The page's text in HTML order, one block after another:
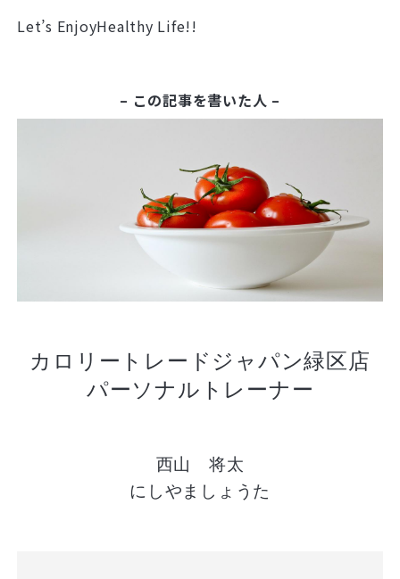
Let’s EnjoyHealthy Life!!
– この記事を書いた人 –
カロリートレードジャパン緑区店
パーソナルトレーナー
西山 将太
にしやましょうた